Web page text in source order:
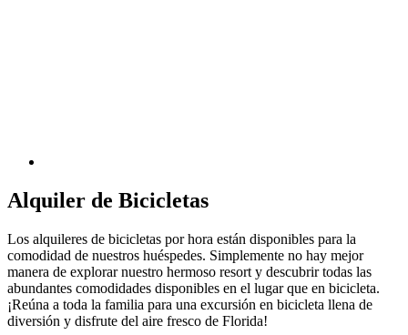
Alquiler de Bicicletas
Los alquileres de bicicletas por hora están disponibles para la
comodidad de nuestros huéspedes. Simplemente no hay mejor
manera de explorar nuestro hermoso resort y descubrir todas las
abundantes comodidades disponibles en el lugar que en bicicleta.
¡Reúna a toda la familia para una excursión en bicicleta llena de
diversión y disfrute del aire fresco de Florida!